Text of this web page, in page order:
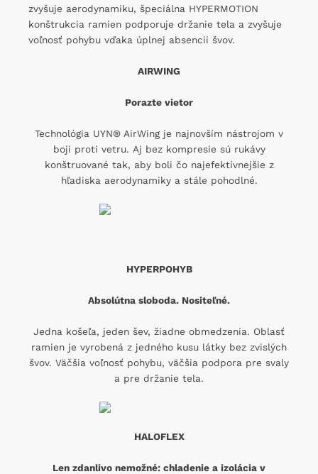
zvyšuje aerodynamiku, špeciálna HYPERMOTION
konštrukcia ramien podporuje držanie tela a zvyšuje
voľnosť pohybu vďaka úplnej absencii švov.
AIRWING
Porazte vietor
Technológia UYN® AirWing je najnovším nástrojom v
boji proti vetru. Aj bez kompresie sú rukávy
konštruované tak, aby boli čo najefektívnejšie z
hľadiska aerodynamiky a stále pohodlné.
HYPERPOHYB
Absolútna sloboda. Nositeľné.
Jedna košeľa, jeden šev, žiadne obmedzenia. Oblasť
ramien je vyrobená z jedného kusu látky bez zvislých
švov. Väčšia voľnosť pohybu, väčšia podpora pre svaly
a pre držanie tela.
HALOFLEX
Len zdanlivo nemožné: chladenie a izolácia v